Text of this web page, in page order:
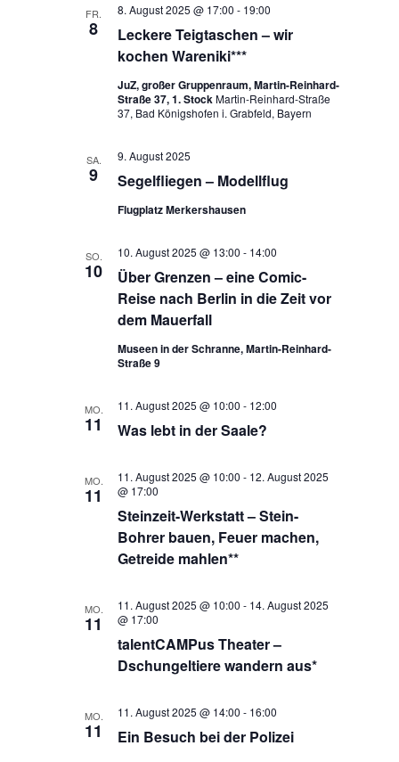
FR.
8
Leckere Teigtaschen – wir
kochen Wareniki***
8. August 2025 @ 17:00 - 19:00
JuZ, großer Gruppenraum, Martin-Reinhard-
Straße 37, 1. StockMartin-Reinhard-Straße
37, Bad Königshofen i. Grabfeld, Bayern
SA.
9 Segelfliegen – Modellflug
9. August 2025
Flugplatz Merkershausen
SO.
10
Über Grenzen – eine Comic-
Reise nach Berlin in die Zeit vor
dem Mauerfall
10. August 2025 @ 13:00 - 14:00
Museen in der Schranne, Martin-Reinhard-
Straße 9
MO.
11 Was lebt in der Saale?
11. August 2025 @ 10:00 - 12:00
MO.
11
Steinzeit-Werkstatt – Stein-
Bohrer bauen, Feuer machen,
Getreide mahlen**
11. August 2025 @ 10:00 - 12. August 2025
@ 17:00
MO.
11
talentCAMPus Theater –
Dschungeltiere wandern aus*
11. August 2025 @ 10:00 - 14. August 2025
@ 17:00
MO.
11 Ein Besuch bei der Polizei
11. August 2025 @ 14:00 - 16:00